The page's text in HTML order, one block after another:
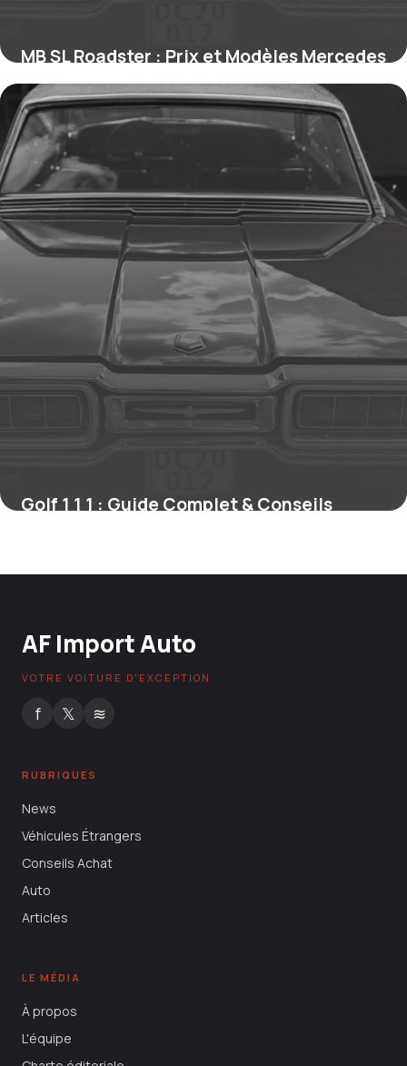
MB SL Roadster : Prix et Modèles Mercedes
22 mai 2026
Golf 1 1 1 : Guide Complet & Conseils
AF Import Auto
VOTRE VOITURE D'EXCEPTION
f 𝕏 ≋
RUBRIQUES
News
Véhicules Étrangers
Conseils Achat
Auto
Articles
LE MÉDIA
À propos
L'équipe